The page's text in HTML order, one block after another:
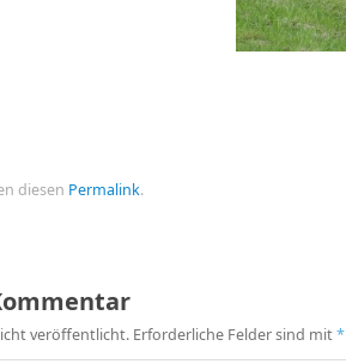
diesen Permalink.
veröffentlicht. Erforderliche Felder sind mit*